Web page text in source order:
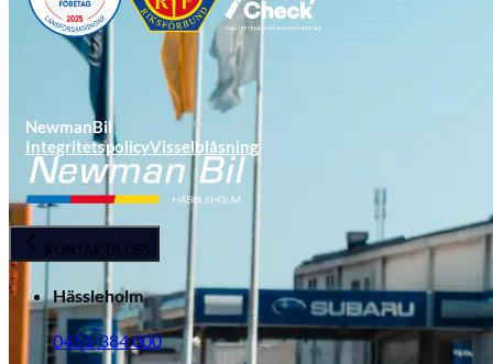
Opel
NewmanBil
IntegritetspolicyVisselblåsning
KONTAKTA OSS
Hässleholm
0451-384 000